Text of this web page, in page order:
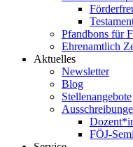
Pfandbons für
Ehrenamtlich
Aktuelles
Newsletter
Blog
Stellenangebote
FÖJ-